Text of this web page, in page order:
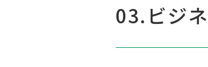
03.ビジ